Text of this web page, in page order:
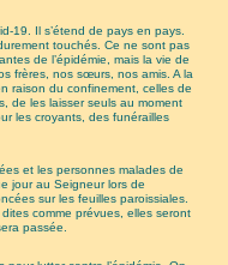
19. Il s’étend de pays en pays.
touchés. Ce ne sont pas
de l’épidémie, mais la vie de
frères, nos sœurs, nos amis. A la
raison du confinement, celles de
de les laisser seuls au moment
les croyants, des funérailles
et les personnes malades de
jour au Seigneur lors de
sur les feuilles paroissiales.
comme prévues, elles seront
passée.